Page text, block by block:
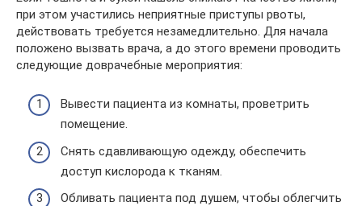
при этом участились неприятные приступы рвоты,
действовать требуется незамедлительно. Для начала
положено вызвать врача, а до этого времени проводить
следующие доврачебные мероприятия:
Вывести пациента из комнаты, проветрить
помещение.
Снять сдавливающую одежду, обеспечить
доступ кислорода к тканям.
Обливать пациента под душем, чтобы облегчить